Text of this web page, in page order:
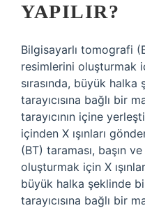
YAPILIR?
Bilgisayarlı tomografi
resimlerini oluşturmak
sırasında, büyük
tarayıcısına bağlı bir
tarayıcının içine
içinden X ışınları
(BT) taraması, başın
oluşturmak için X
büyük halka şeklinde
tarayıcısına bağlı bir